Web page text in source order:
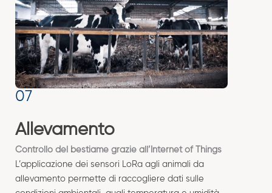
Allevamento
Controllo del bestiame grazie all’Internet of Things
L’applicazione dei sensori LoRa agli animali da
allevamento permette di raccogliere dati sulle